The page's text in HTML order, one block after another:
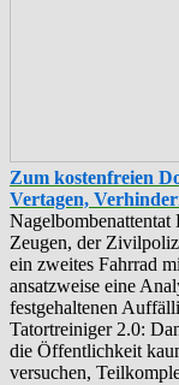
Zum kostenfreien
Vertagen,
‪Nagelbombenattentat‬
Zeugen, der
ein zweites Fahrrad
ansatzweise eine
festgehaltenen
‪Tatortreiniger‬ 2.0:
die Öffentlichkeit
versuchen,